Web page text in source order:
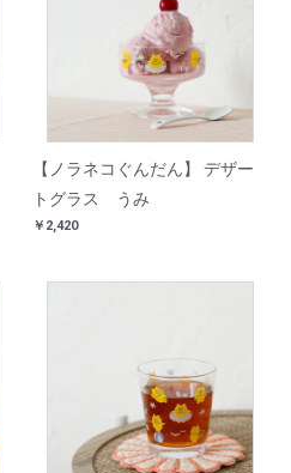
【ノラネコぐんだん】 デザー
トグラス うみ
￥2,420